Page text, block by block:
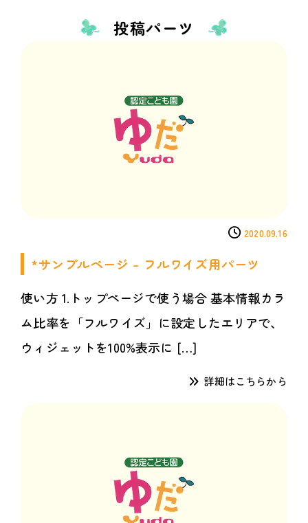
投稿パーツ
2020.09.16
*サンプルページ – フルワイズ用パーツ
使い方 1.トップページで使う場合 基本情報カラ
ム比率を「フルワイズ」に設定したエリアで、
ウィジェットを100%表示に […]
詳細はこちらから